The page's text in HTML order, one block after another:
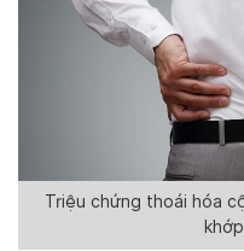
Triệu chứng thoái hóa